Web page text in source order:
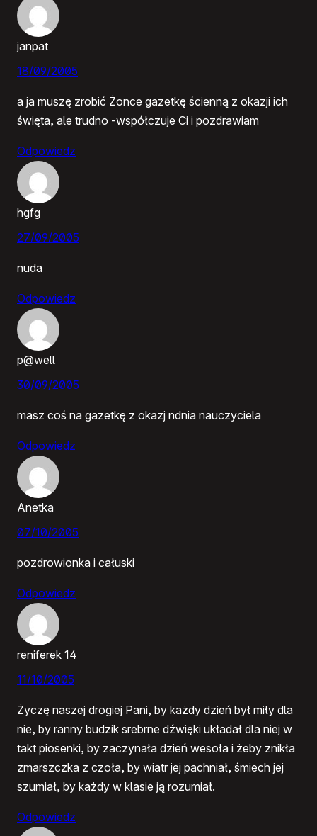
janpat
18/09/2005
a ja muszę zrobić Żonce gazetkę ścienną z okazji ich
święta, ale trudno -współczuje Ci i pozdrawiam
Odpowiedz
hgfg
27/09/2005
nuda
Odpowiedz
p@well
30/09/2005
masz coś na gazetkę z okazj ndnia nauczyciela
Odpowiedz
Anetka
07/10/2005
pozdrowionka i całuski
Odpowiedz
reniferek 14
11/10/2005
Życzę naszej drogiej Pani, by każdy dzień był miły dla
nie, by ranny budzik srebrne dźwięki układał dla niej w
takt piosenki, by zaczynała dzień wesoła i żeby znikła
zmarszczka z czoła, by wiatr jej pachniał, śmiech jej
szumiał, by każdy w klasie ją rozumiał.
Odpowiedz